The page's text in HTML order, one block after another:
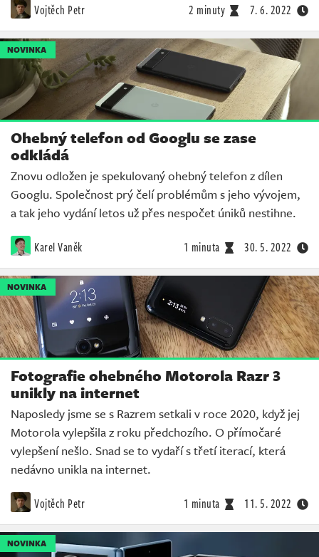
Vojtěch Petr 2 minuty 7. 6. 2022
NOVINKA
Ohebný telefon od Googlu se zase
odkládá
Znovu odložen je spekulovaný ohebný telefon z dílen
Googlu. Společnost prý čelí problémům s jeho vývojem,
a tak jeho vydání letos už přes nespočet úniků nestihne.
Karel Vaněk 1 minuta 30. 5. 2022
NOVINKA
Fotografie ohebného Motorola Razr 3
unikly na internet
Naposledy jsme se s Razrem setkali v roce 2020, když jej
Motorola vylepšila z roku předchozího. O přímočaré
vylepšení nešlo. Snad se to vydaří s třetí iterací, která
nedávno unikla na internet.
Vojtěch Petr 1 minuta 11. 5. 2022
NOVINKA